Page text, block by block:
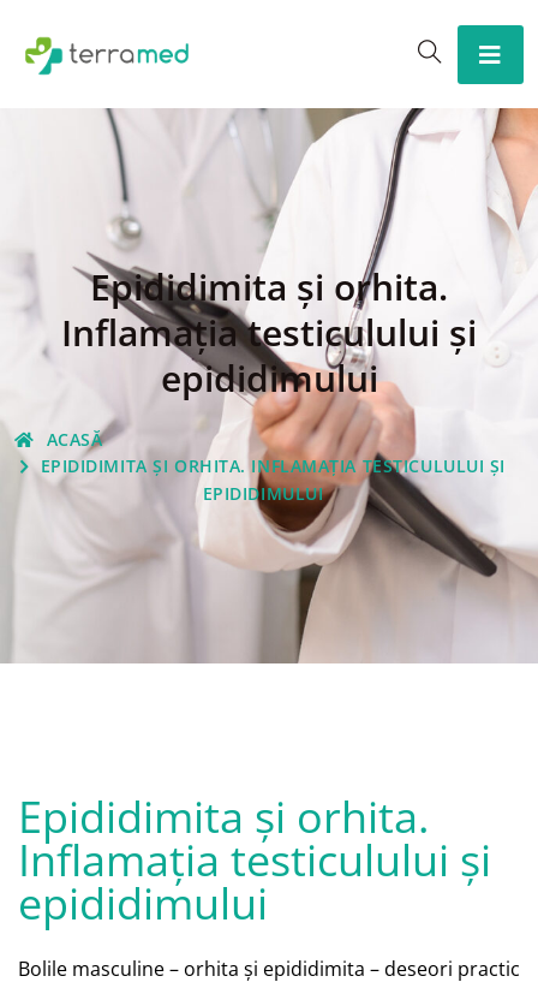
Epididimita şi orhita.
Inflamaţia testiculului şi
epididimului
ACASĂ
EPIDIDIMITA ŞI ORHITA. INFLAMAŢIA TESTICULULUI ŞI
EPIDIDIMULUI
Epididimita şi orhita.
Inflamaţia testiculului şi
epididimului
Bolile masculine – orhita şi epididimita – deseori practic